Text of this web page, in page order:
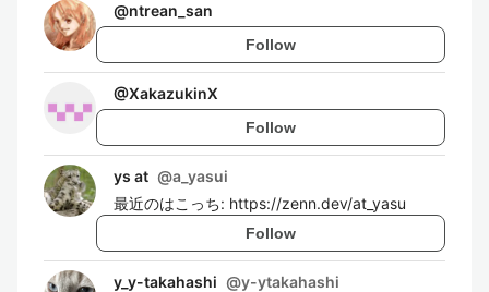
@ntrean_san
Follow
@XakazukinX
Follow
ys at @a_yasui
最近のはこっち: https://zenn.dev/at_yasu
Follow
y_y-takahashi @y-ytakahashi